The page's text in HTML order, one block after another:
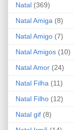
Natal (369)
Natal Amiga (8)
Natal Amigo (7)
Natal Amigos (10)
Natal Amor (24)
Natal Filha (11)
Natal Filho (12)
Natal gif (8)